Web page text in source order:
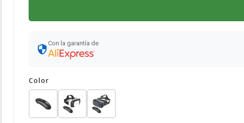
Con la garantía de
Color